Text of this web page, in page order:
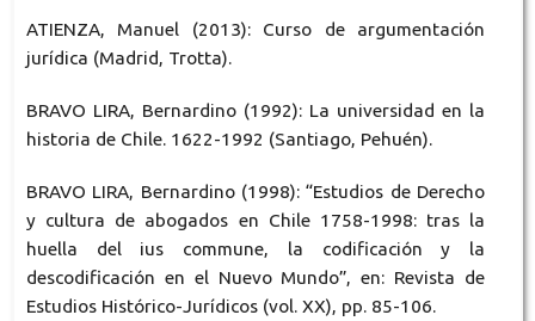
ATIENZA, Manuel (2013): Curso de argumentación
jurídica (Madrid, Trotta).
BRAVO LIRA, Bernardino (1992): La universidad en la
historia de Chile. 1622-1992 (Santiago, Pehuén).
BRAVO LIRA, Bernardino (1998): “Estudios de Derecho
y cultura de abogados en Chile 1758-1998: tras la
huella del ius commune, la codificación y la
descodificación en el Nuevo Mundo”, en: Revista de
Estudios Histórico-Jurídicos (vol. XX), pp. 85-106.